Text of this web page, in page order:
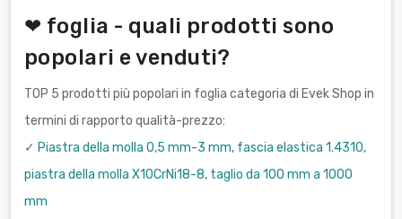
❤ foglia - quali prodotti sono
popolari e venduti?
TOP 5 prodotti più popolari in foglia categoria di Evek Shop in
termini di rapporto qualità-prezzo:
✓ Piastra della molla 0,5 mm-3 mm, fascia elastica 1.4310,
piastra della molla X10CrNi18-8, taglio da 100 mm a 1000
mm